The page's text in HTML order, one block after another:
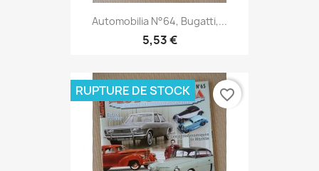
Automobilia N°64, Bugatti,...
5,53 €
RUPTURE DE STOCK favorite_border